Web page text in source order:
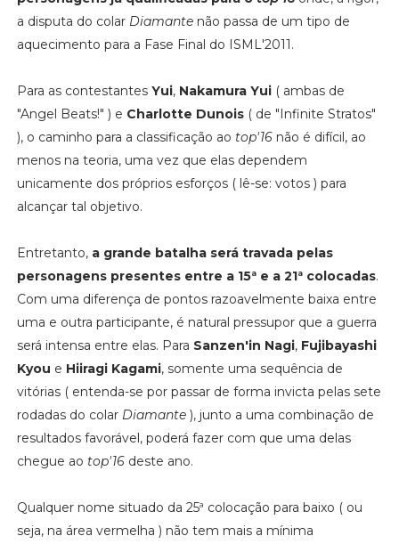
a disputa do colar Diamantenão passa de um tipo de
aquecimento para a Fase Final do ISML'2011.
Para as contestantes Yui, Nakamura Yui( ambas de
"Angel Beats!" ) e Charlotte Dunois( de "Infinite Stratos"
), o caminho para a classificação ao top'16não é difícil, ao
menos na teoria, uma vez que elas dependem
unicamente dos próprios esforços ( lê-se: votos ) para
alcançar tal objetivo.
Entretanto,a grande batalha será travada pelas
personagens presentes entre a 15ª e a 21ª colocadas.
Com uma diferença de pontos razoavelmente baixa entre
uma e outra participante, é natural pressupor que a guerra
será intensa entre elas. Para Sanzen'in Nagi, Fujibayashi
Kyou e Hiiragi Kagami, somente uma sequência de
vitórias ( entenda-se por passar de forma invicta pelas sete
rodadas do colar Diamante), junto a uma combinação de
resultados favorável, poderá fazer com que uma delas
chegue ao top'16 deste ano.
Qualquer nome situado da 25ª colocação para baixo ( ou
seja, na área vermelha ) não tem mais a mínima